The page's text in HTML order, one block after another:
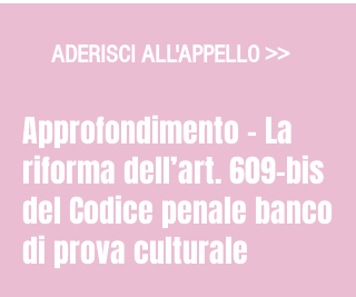
ADERISCI ALL'APPELLO >>
Approfondimento - La
riforma dell’art. 609-bis
del Codice penale banco
di prova culturale